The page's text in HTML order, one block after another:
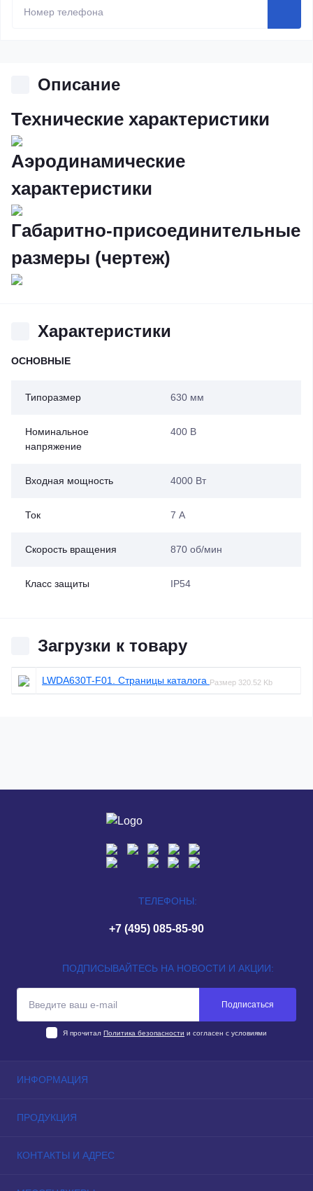
Описание
Технические характеристики
Аэродинамические
характеристики
Габаритно-присоединительные
размеры (чертеж)
Характеристики
ОСНОВНЫЕ
Типоразмер 630 мм
Номинальное
напряжение
400 В
Входная мощность 4000 Вт
Ток 7 А
Скорость вращения 870 об/мин
Класс защиты IP54
Загрузки к товару
LWDA630T-F01. Страницы каталога Размер 320.52 Kb
ТЕЛЕФОНЫ:
+7 (495) 085-85-90
ПОДПИСЫВАЙТЕСЬ НА НОВОСТИ И АКЦИИ:
Подписаться
Я прочитал Политика безопасности и согласен с условиями
ИНФОРМАЦИЯ
Карта сайта
ПРОДУКЦИЯ
Осевые вентиляторы
КОНТАКТЫ И АДРЕС